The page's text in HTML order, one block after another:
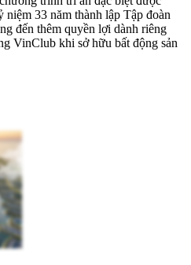
33 năm thành lập Tập đoàn
đến thêm quyền lợi dành riêng
VinClub khi sở hữu bất động sản